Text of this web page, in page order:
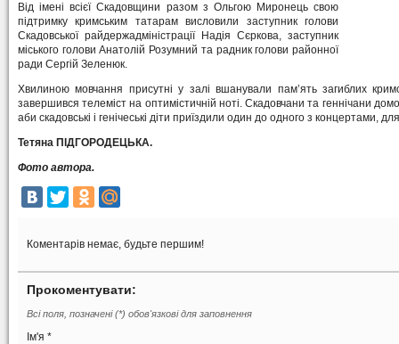
Від імені всієї Скадовщини разом з Ольгою Миронець свою
підтримку кримським татарам висловили заступник голови
Скадовської райдержадміністрації Надія Сєркова, заступник
міського голови Анатолій Розумний та радник голови районної
ради Сергій Зеленюк.
Хвилиною мовчання присутні у залі вшанували пам’ять загиблих
завершився телеміст на оптимістичній ноті. Скадовчани та геннічани
аби скадовські і генічеські діти приїздили один до одного з концертами,
Тетяна ПІДГОРОДЕЦЬКА.
Фото автора.
Коментарів немає, будьте першим!
Прокоментувати:
Всі поля, позначені (*) обов'язкові для заповнення
Ім'я *